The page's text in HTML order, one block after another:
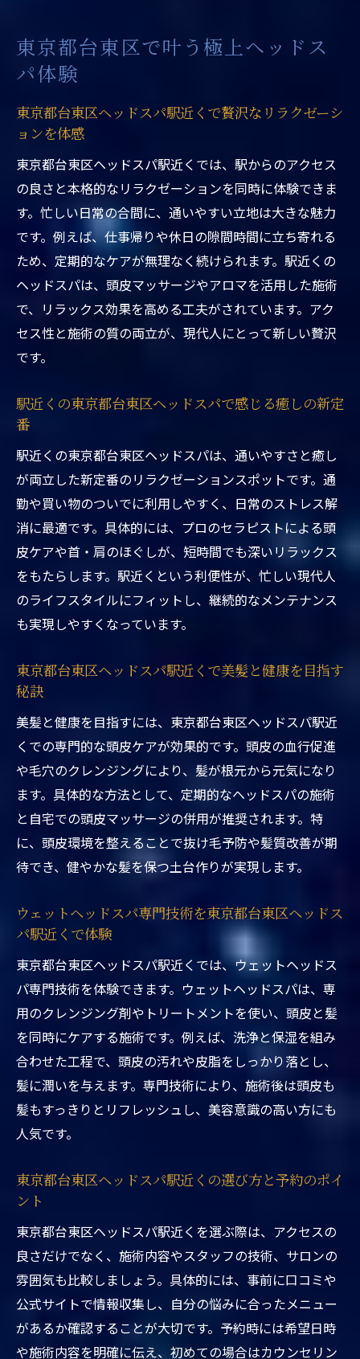
ウェットヘッドスパ専門技術を東京都台東
区ヘッドスパ駅近くで体験
東京都台東区ヘッドスパ駅近くの選び方と
予約のポイント
東京都台東区ヘッドスパ駅近くで実感する
リラクゼーション効果
美容と癒しを求めるなら台東区の選択肢
美容と癒しを両立する東京都台東区ヘッド
スパ駅近くの魅力
東京都台東区ヘッドスパ駅近くで髪と頭皮
の健康を守る方法
東京都台東区ヘッドスパ駅近くで忙しい女
ドスパ駅近くで体感
ンの特徴とは
東京都台東区ヘッドスパ駅近くで叶える美
髪ケアと癒し
駅近くで手軽に始める本格ヘッドスパ
東京都台東区ヘッドスパ駅近くで気軽に通
える利便性
初めての東京都台東区ヘッドスパ駅近く体
東京都台東区ヘッドスパ駅近くで本格施術
東京都台東区ヘッドスパ駅近くで短時間で
もしっかり癒される
東京都台東区ヘッドスパ駅近くの予約方法
と混雑状況
ウェットヘッドスパ専門の施術を東京都台
東区ヘッドスパ駅近くで
漢方ヘッドスパによる頭皮ケアの魅力
東京都台東区ヘッドスパ駅近くで感じる漢
方ヘッドスパの特徴
漢方ヘッドスパを東京都台東区ヘッドスパ
駅近くで受ける効果
東京都台東区ヘッドスパ駅近くで頭皮環境
を整える理由
東京都台東区ヘッドスパ駅近くの漢方×美
容コースの魅力
東京都台東区ヘッドスパ駅近くでストレス
ドスパの選び方
東京都台東区ヘッドスパ駅近くでウェット
ヘッドスパ体験
ウェットヘッドスパが東京都台東区ヘッド
スパ駅近くで人気の理由
東京都台東区ヘッドスパ駅近くで頭皮ケア
東京都台東区で叶う極上ヘッドス
パ体験
東京都台東区ヘッドスパ駅近くで贅沢なリラクゼーシ
ョンを体感
東京都台東区ヘッドスパ駅近くでは、駅からのアクセス
の良さと本格的なリラクゼーションを同時に体験できま
す。忙しい日常の合間に、通いやすい立地は大きな魅力
です。例えば、仕事帰りや休日の隙間時間に立ち寄れる
ため、定期的なケアが無理なく続けられます。駅近くの
ヘッドスパは、頭皮マッサージやアロマを活用した施術
で、リラックス効果を高める工夫がされています。アク
セス性と施術の質の両立が、現代人にとって新しい贅沢
です。
駅近くの東京都台東区ヘッドスパで感じる癒しの新定
番
駅近くの東京都台東区ヘッドスパは、通いやすさと癒し
が両立した新定番のリラクゼーションスポットです。通
勤や買い物のついでに利用しやすく、日常のストレス解
消に最適です。具体的には、プロのセラピストによる頭
皮ケアや首・肩のほぐしが、短時間でも深いリラックス
をもたらします。駅近くという利便性が、忙しい現代人
のライフスタイルにフィットし、継続的なメンテナンス
も実現しやすくなっています。
東京都台東区ヘッドスパ駅近くで美髪と健康を目指す
秘訣
美髪と健康を目指すには、東京都台東区ヘッドスパ駅近
くでの専門的な頭皮ケアが効果的です。頭皮の血行促進
や毛穴のクレンジングにより、髪が根元から元気になり
ます。具体的な方法として、定期的なヘッドスパの施術
と自宅での頭皮マッサージの併用が推奨されます。特
に、頭皮環境を整えることで抜け毛予防や髪質改善が期
待でき、健やかな髪を保つ土台作りが実現します。
ウェットヘッドスパ専門技術を東京都台東区ヘッドス
パ駅近くで体験
東京都台東区ヘッドスパ駅近くでは、ウェットヘッドス
パ専門技術を体験できます。ウェットヘッドスパは、専
用のクレンジング剤やトリートメントを使い、頭皮と髪
を同時にケアする施術です。例えば、洗浄と保湿を組み
合わせた工程で、頭皮の汚れや皮脂をしっかり落とし、
髪に潤いを与えます。専門技術により、施術後は頭皮も
髪もすっきりとリフレッシュし、美容意識の高い方にも
人気です。
東京都台東区ヘッドスパ駅近くの選び方と予約のポイ
ント
東京都台東区ヘッドスパ駅近くを選ぶ際は、アクセスの
良さだけでなく、施術内容やスタッフの技術、サロンの
雰囲気も比較しましょう。具体的には、事前に口コミや
公式サイトで情報収集し、自分の悩みに合ったメニュー
があるか確認することが大切です。予約時には希望日時
や施術内容を明確に伝え、初めての場合はカウンセリン